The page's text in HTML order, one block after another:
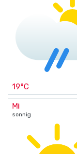
19°C
Mi
sonnig